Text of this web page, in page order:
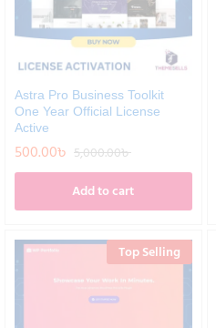
Astra Pro Business Toolkit
One Year Official License
Active
500.00৳ 5,000.00৳
Add to cart
Top Selling